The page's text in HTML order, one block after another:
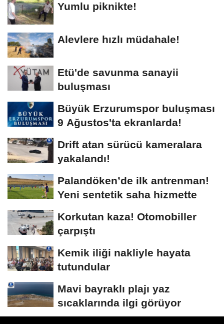
Yumlu piknikte!
Alevlere hızlı müdahale!
Etü'de savunma sanayii
buluşması
Büyük Erzurumspor buluşması
9 Ağustos'ta ekranlarda!
Drift atan sürücü kameralara
yakalandı!
Palandöken’de ilk antrenman!
Yeni sentetik saha hizmette
Korkutan kaza! Otomobiller
çarpıştı
Kemik iliği nakliyle hayata
tutundular
Mavi bayraklı plajı yaz
sıcaklarında ilgi görüyor